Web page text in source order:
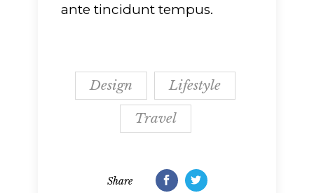
ante tincidunt tempus.
Design Lifestyle
Travel
Share